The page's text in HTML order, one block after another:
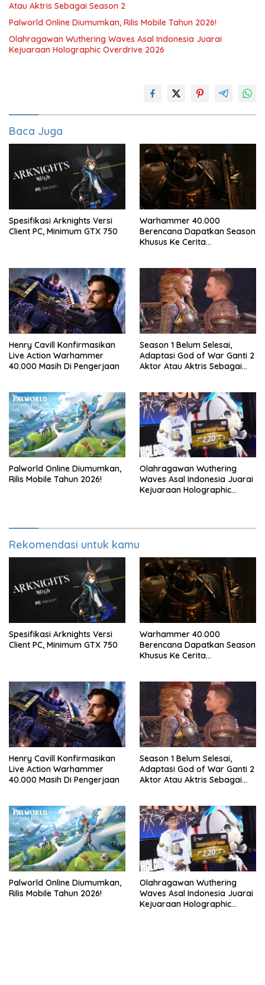
Atau Aktris Sebagai Season 2
Palworld Online Diumumkan, Rilis Mobile Tahun 2026!
Olahragawan Wuthering Waves Asal Indonesia Juarai
Kejuaraan Holographic Overdrive 2026
Baca Juga
Spesifikasi Arknights Versi
Client PC, Minimum GTX 750
Warhammer 40.000
Berencana Dapatkan Season
Khusus Ke Cerita
Henry Cavill Konfirmasikan
Live Action Warhammer
40.000 Masih Di Pengerjaan
Season 1 Belum Selesai,
Adaptasi God of War Ganti 2
Aktor Atau Aktris Sebagai
Palworld Online Diumumkan,
Rilis Mobile Tahun 2026!
Olahragawan Wuthering
Waves Asal Indonesia Juarai
Kejuaraan Holographic
Rekomendasi untuk kamu
Spesifikasi Arknights Versi
Client PC, Minimum GTX 750
Warhammer 40.000
Berencana Dapatkan Season
Khusus Ke Cerita
Henry Cavill Konfirmasikan
Live Action Warhammer
40.000 Masih Di Pengerjaan
Season 1 Belum Selesai,
Adaptasi God of War Ganti 2
Aktor Atau Aktris Sebagai
Palworld Online Diumumkan,
Rilis Mobile Tahun 2026!
Olahragawan Wuthering
Waves Asal Indonesia Juarai
Kejuaraan Holographic